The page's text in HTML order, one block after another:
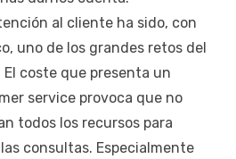
al cliente ha sido, con
uno de los grandes retos del
El coste que presenta un
service provoca que no
todos los recursos para
consultas. Especialmente